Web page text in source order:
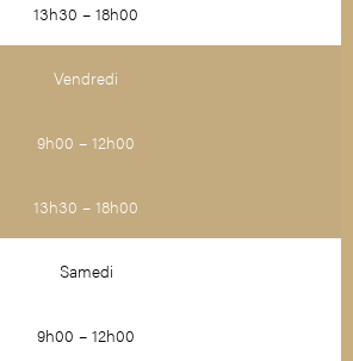
13h30 – 18h00
Vendredi
9h00 – 12h00
13h30 – 18h00
Samedi
9h00 – 12h00